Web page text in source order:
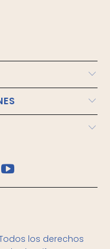
los derechos